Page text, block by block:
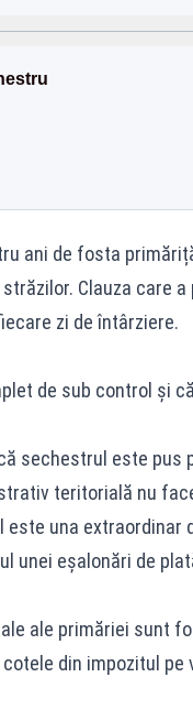
ani de fosta
Clauza care a
zi de întârziere.
de sub control și
sechestrul este pus
teritorială nu
una extraordinar
unei eșalonări de
ale primăriei sunt
din impozitul pe